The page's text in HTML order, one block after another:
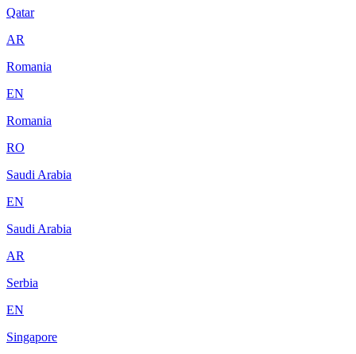
Qatar
AR
Romania
EN
Romania
RO
Saudi Arabia
EN
Saudi Arabia
AR
Serbia
EN
Singapore